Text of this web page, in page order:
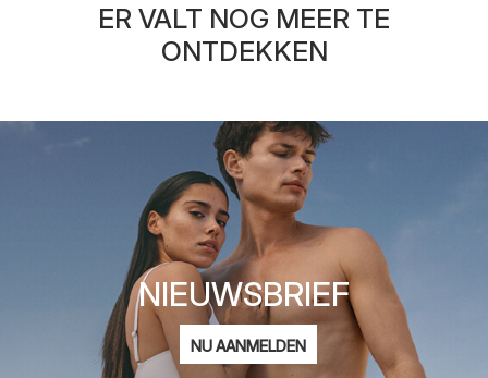
ER VALT NOG MEER TE
ONTDEKKEN
NIEUWSBRIEF
E-
mailadres
NU AANMELDEN